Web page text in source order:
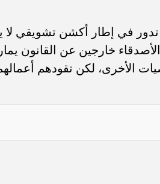
في إطار أكشن تشويقي لا
خارجين عن القانون
الأخرى، لكن تقودهم